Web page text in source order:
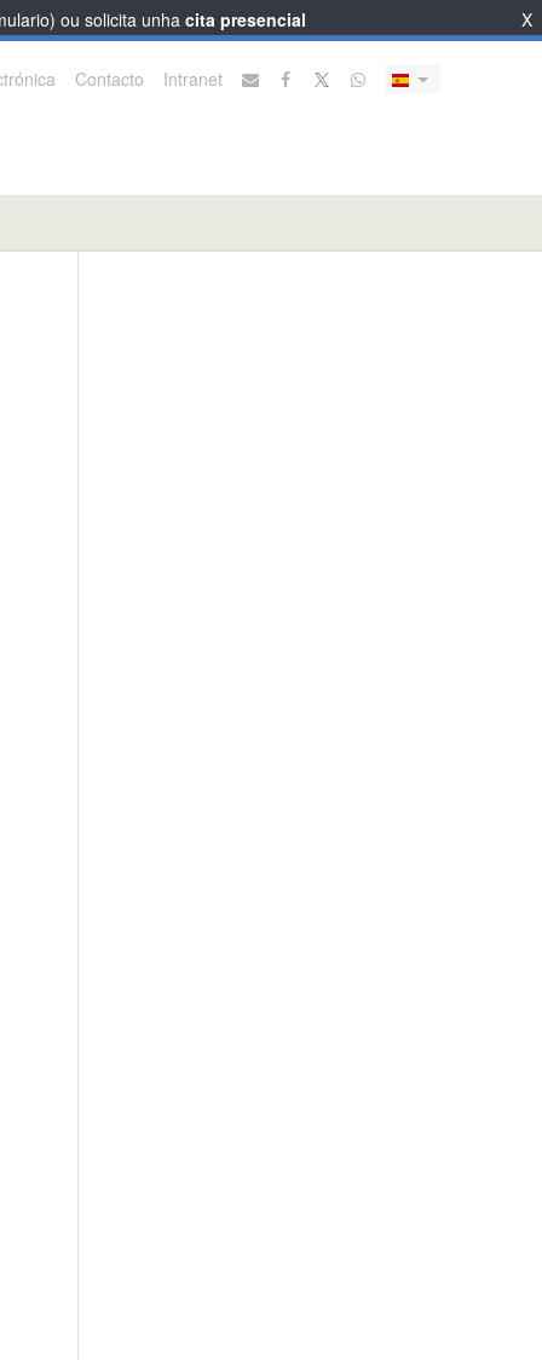
Contacto Intranet
ou solicita unha cita presencial X